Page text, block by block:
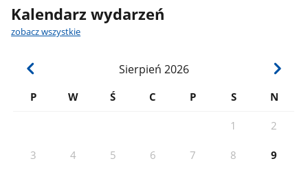
Kalendarz wydarzeń
zobacz wszystkie
Sierpień 2026
P W Ś C P S N
1 2
3 4 5 6 7 8 9